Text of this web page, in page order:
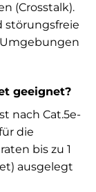
(Crosstalk).
störungsfreie
geeignet?
nach Cat.5e-
die
bis zu 1
ausgelegt